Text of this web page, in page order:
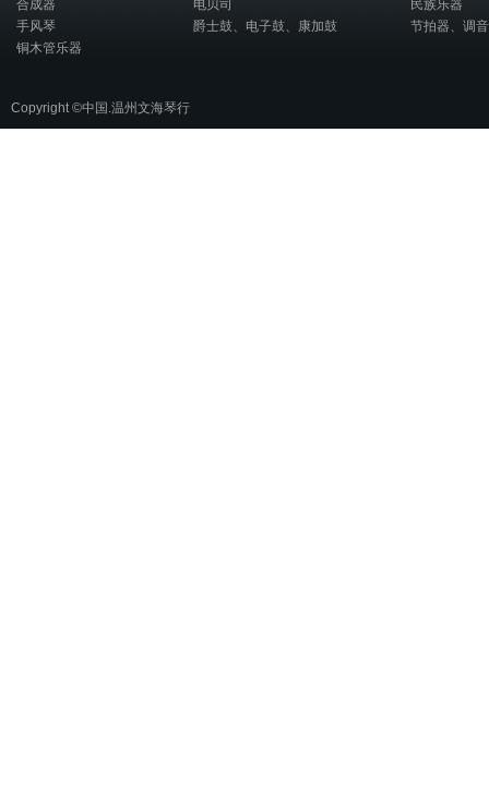
合成器
手风琴
铜木管乐器
电贝司
爵士鼓、电子鼓、康加鼓
民族乐器
节拍器、调
Copyright ©中国.温州文海琴行